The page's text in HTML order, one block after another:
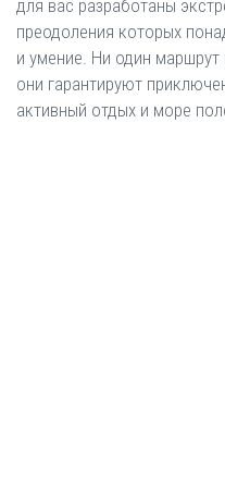
для вас разработаны
преодоления которых
и умение. Ни один
они гарантируют
активный отдых и море